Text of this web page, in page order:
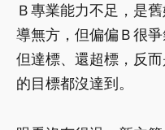
Ｂ專業能力不足，是
導無方，但偏偏Ｂ很
但達標、還超標，反
的目標都沒達到。